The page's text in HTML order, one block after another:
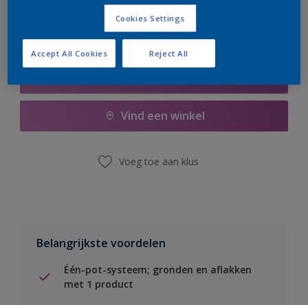
Vind een winkel
Voeg toe aan klus
Belangrijkste voordelen
Één-pot-systeem; gronden en aflakken
met 1 product
Cookies Settings
Reject All
Accept All Cookies